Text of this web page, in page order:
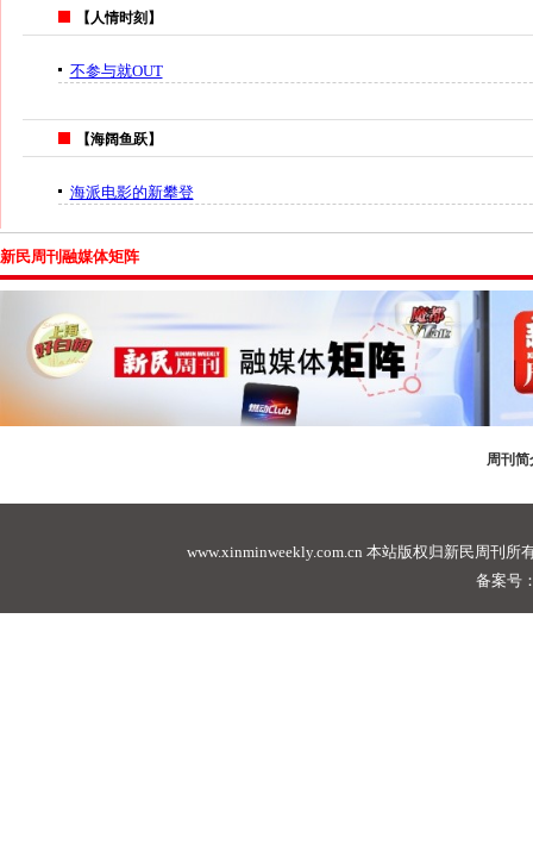
【人情时刻】
不参与就OUT
【海阔鱼跃】
海派电影的新攀登
新民周刊融媒体矩阵
周刊简
www.xinminweekly.com.cn 本站版权归新民周刊所
备案号